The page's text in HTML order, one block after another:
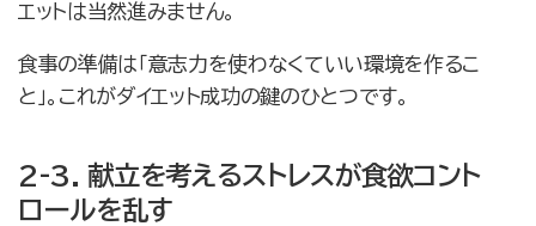
エットは当然進みません。
食事の準備は「意志力を使わなくていい環境を作るこ
と」。これがダイエット成功の鍵のひとつです。
2-3. 献立を考えるストレスが食欲コント
ロールを乱す